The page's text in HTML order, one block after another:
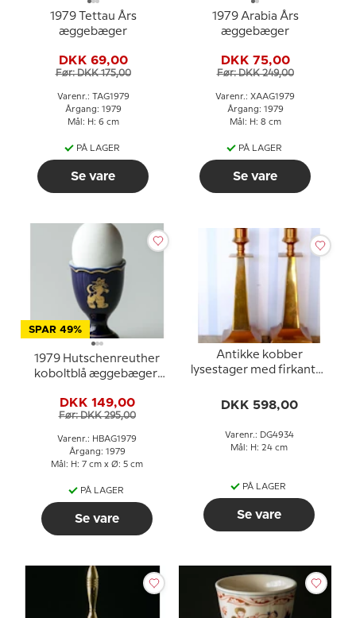
1979 Tettau Års
æggebæger
DKK 69,00
Før: DKK 175,00
Varenr.: TAG1979
Årgang: 1979
Mål: H: 6 cm
PÅ LAGER
Se vare
1979 Arabia Års
æggebæger
DKK 75,00
Før: DKK 249,00
Varenr.: XAAG1979
Årgang: 1979
Mål: H: 8 cm
PÅ LAGER
Se vare
SPAR 49%
1979 Hutschenreuther
koboltblå æggebæger,
DKK 149,00
Før: DKK 295,00
Varenr.: HBAG1979
Årgang: 1979
Mål: H: 7 cm x Ø: 5 cm
PÅ LAGER
Se vare
Antikke kobber
lysestager med firkantet
DKK 598,00
Varenr.: DG4934
Mål: H: 24 cm
PÅ LAGER
Se vare